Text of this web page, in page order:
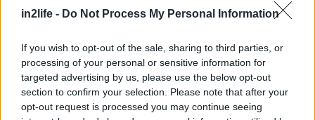
in2life - Do Not Process My Personal Information
If you wish to opt-out of the sale, sharing to third parties, or
processing of your personal or sensitive information for
targeted advertising by us, please use the below opt-out
section to confirm your selection. Please note that after your
opt-out request is processed you may continue seeing
*Ο Μάνος και το ραδιόφωνο